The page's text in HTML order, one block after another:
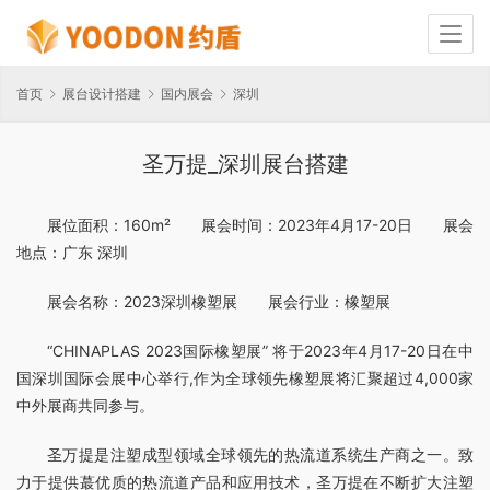
首页 展台设计搭建 国内展会 深圳
圣万提_深圳展台搭建
展位面积：160m²　　展会时间：2023年4月17-20日　　展会
地点：广东 深圳
展会名称：2023深圳橡塑展　　展会行业：橡塑展
“CHINAPLAS 2023国际橡塑展” 将于2023年4月17-20日在中
国深圳国际会展中心举行,作为全球领先橡塑展将汇聚超过4,000家
中外展商共同参与。
圣万提是注塑成型领域全球领先的热流道系统生产商之一。致
力于提供蕞优质的热流道产品和应用技术，圣万提在不断扩大注塑